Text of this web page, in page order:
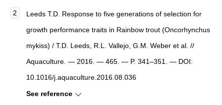
Leeds T.D. Response to five generations of selection for
growth performance traits in Rainbow trout (Oncorhynchus
mykiss) / T.D. Leeds, R.L. Vallejo, G.M. Weber et al. //
Aquaculture. — 2016. — 465. — P. 341–351. — DOI:
10.1016/j.aquaculture.2016.08.036
See reference